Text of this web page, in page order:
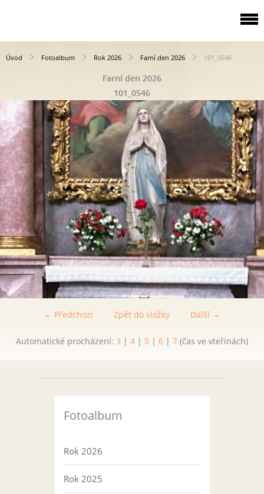
Úvod Fotoalbum Rok 2026 Farní den 2026 101_0546
Farní den 2026
101_0546
← Předchozí Další →
Zpět do složky
Automatické procházení: 3 | 4 | 5 | 6 | 7 (čas ve vteřinách)
Fotoalbum
Rok 2026
Rok 2025